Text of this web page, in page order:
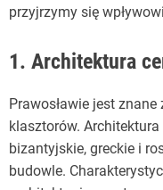
przyjrzymy się
1. Architektura
Prawosławie jest
klasztorów.
bizantyjskie, greckie i
budowle.